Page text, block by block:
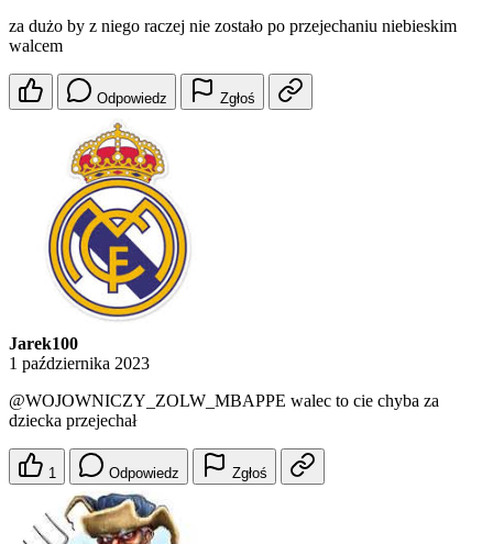
za dużo by z niego raczej nie zostało po przejechaniu niebieskim
walcem
Odpowiedz Zgłoś
Jarek100
1 października 2023
@WOJOWNICZY_ZOLW_MBAPPE walec to cie chyba za
dziecka przejechał
1 Odpowiedz Zgłoś